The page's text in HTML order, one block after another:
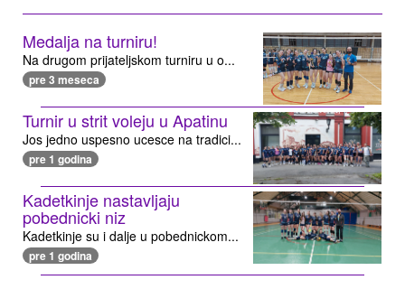
Medalja na turniru!
Na drugom prijateljskom turniru u o...
pre 3 meseca
Turnir u strit voleju u Apatinu
Jos jedno uspesno ucesce na tradici...
pre 1 godina
Kadetkinje nastavljaju
pobednicki niz
Kadetkinje su i dalje u pobednickom...
pre 1 godina